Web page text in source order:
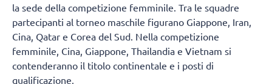
la sede della competizione femminile. Tra le squadre
partecipanti al torneo maschile figurano Giappone, Iran,
Cina, Qatar e Corea del Sud. Nella competizione
femminile, Cina, Giappone, Thailandia e Vietnam si
contenderanno il titolo continentale e i posti di
qualificazione.